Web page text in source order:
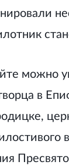
можно
в